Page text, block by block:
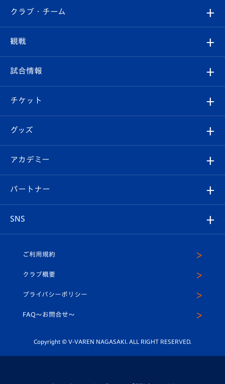
すべて
クラブ
試合情報
チケット
イベント
メディア
ホームタウン
クラブ・チーム
クラブ概要
エンブレム紹介
スタッフプロフィール
マスコット紹介
平和祈念活動
ホームタウン活動
観戦
観戦ルール
はじめての観戦ガイド
Revive Team
ヴィヴィくんの長崎おもてなしガイド
試合情報
試合日程/結果
フォトギャラリー
スタジアムグルメ
チケット
チケット
V-LOVERS（ファンクラブ）
プレイヤーズスイート
グッズ
オンラインショップ
店舗情報
アカデミー
育成からのお知らせ
U-18
スクール
パートナー
SNS
ヴィヴィくんインスタグラム
公式LINE＠
ご利用規約
クラブ概要
プライバシーポリシー
FAQ〜お問合せ〜
Copyright © V-VAREN NAGASAKI. ALL RIGHT RESERVED.